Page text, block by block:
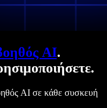
AI.
AI σε κάθε συσκευή